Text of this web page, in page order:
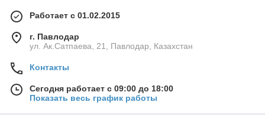
Работает с 01.02.2015
г. Павлодар
ул. Ак.Сатпаева, 21, Павлодар, Казахстан
Контакты
Сегодня работает с 09:00 до 18:00
Показать весь график работы